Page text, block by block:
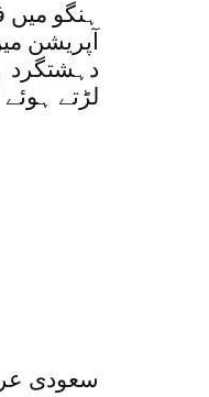
ہنگو
دہشتگرد
لڑتے
سعودی